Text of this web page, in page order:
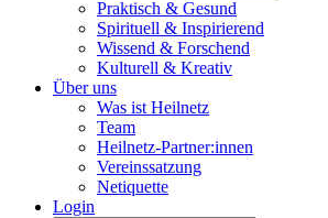
Praktisch & Gesund
Spirituell & Inspirierend
Wissend & Forschend
Kulturell & Kreativ
Über uns
Was ist Heilnetz
Team
Heilnetz-Partner:innen
Vereinssatzung
Netiquette
Login